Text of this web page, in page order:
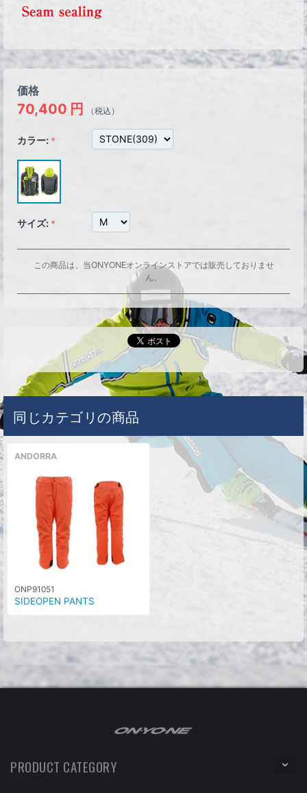
価格
70,400 円 （税込）
カラー:
サイズ:
この商品は、当ONYONEオンラインストアでは販売しておりませ
ん。
同じカテゴリの商品
ANDORRA
ONP91051
SIDEOPEN PANTS
PRODUCT CATEGORY